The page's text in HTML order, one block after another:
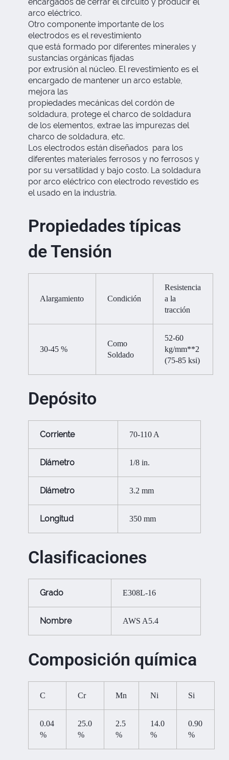
encargados de cerrar el circuito y producir el
arco eléctrico.
Otro componente importante de los
electrodos es el revestimiento
que está formado por diferentes minerales y
sustancias orgánicas fijadas
por extrusión al núcleo. El revestimiento es el
encargado de mantener un arco estable,
mejora las
propiedades mecánicas delcordón de
soldadura, protege el charco de soldadura
de los elementos, extrae las impurezas del
charco de soldadura, etc.
Los electrodos están diseñados para los
diferentes materiales ferrosos y no ferrosos y
por su versatilidad y bajo costo. La soldadura
por arco eléctrico con electrodo revestido es
el usado en la industria.
Propiedades típicas
de Tensión
Alargamiento Condición
Resistencia
a la
tracción
30-45 %
Como
Soldado
52-60
kg/mm**2
(75-85 ksi)
Depósito
Corriente 70-110 A
Diámetro 1/8 in.
Diámetro 3.2 mm
Longitud 350 mm
Clasificaciones
Grado E308L-16
Nombre AWS A5.4
Composición química
C Cr Mn Ni Si
0.04
%
25.0
%
2.5
%
14.0
%
0.90
%